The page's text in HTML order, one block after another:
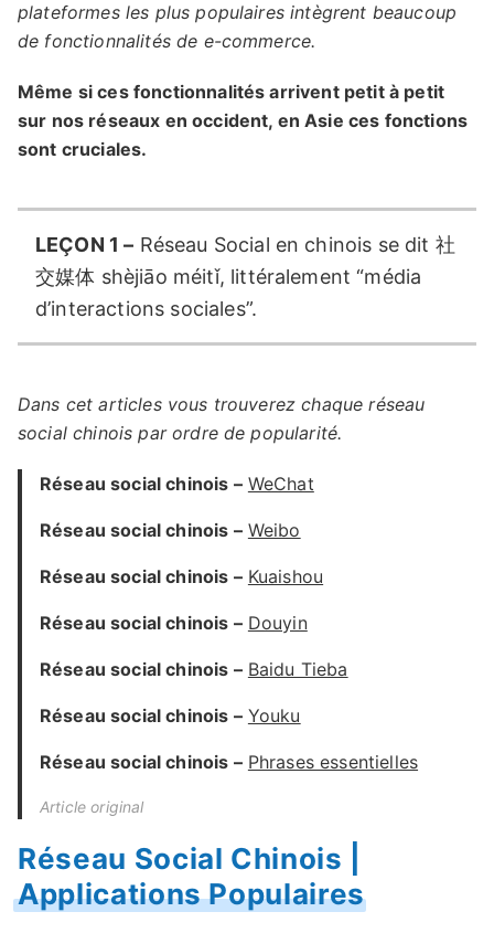
plateformes les plus populaires intègrent beaucoup
de fonctionnalités de e-commerce.
Même si ces fonctionnalités arrivent petit à petit
sur nos réseaux en occident, en Asie ces fonctions
sont cruciales.
LEÇON 1 – Réseau Social en chinois se dit 社
交媒体 shèjiāo méitǐ, littéralement “média
d’interactions sociales”.
Dans cet articles vous trouverez chaque réseau
social chinois par ordre de popularité.
Réseau social chinois – WeChat
Réseau social chinois – Weibo
Réseau social chinois – Kuaishou
Réseau social chinois – Douyin
Réseau social chinois – Baidu Tieba
Réseau social chinois – Youku
Réseau social chinois – Phrases essentielles
Article original
Réseau Social Chinois |
Applications Populaires